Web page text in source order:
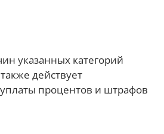
указанных категорий
действует
процентов и штрафов